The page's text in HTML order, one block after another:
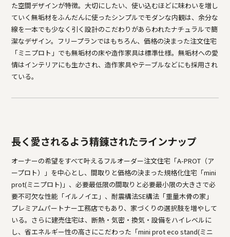
た空間デザインが特徴。大切にしたい、使い込むほどに味わいを増し
ていく無垢材をふんだんに使ったシンプルでモダンな内観は、余分な
線を一本でも少なく引く設計のこだわりがあらわれたナチュラルで簡
潔なデザイン。フリープランではもちろん、価格の決まった注文住宅
「ミニプロト」でも無垢材の床や造作家具は標準仕様。無垢材への愛
情はインテリアにも生かされ、造作家具やテーブルなどにも採用され
ている。
長く愛されるよう精錬されたラインナップ
オーナーの希望をすべて叶えるフルオーダー注文住宅「A-PROT（ア
ープロト）」を中心とし、間取りと価格の決まった規格化住宅「mini
prot(ミニプロト)」、必要最低限の間取りと必要最小限の大きさで必
要不可欠な性能「イルノイエ」、耐震構法SE構法「重量木骨の家」
プレミアムパートナー工務店でもあり、家づくりの選択肢を増やして
いる。さらに建売住宅は、断熱・気密・換気・設備をハイレベルに
し、省エネルギー性の高さにこだわった「mini prot eco stand(ミニ